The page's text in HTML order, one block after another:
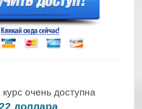
очень доступна
доллара,